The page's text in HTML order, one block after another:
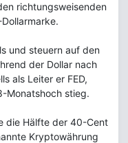
richtungsweisenden
und steuern auf den
der Dollar nach
als Leiter er FED,
Monatshoch stieg.
die Hälfte der 40-Cent
Kryptowährung